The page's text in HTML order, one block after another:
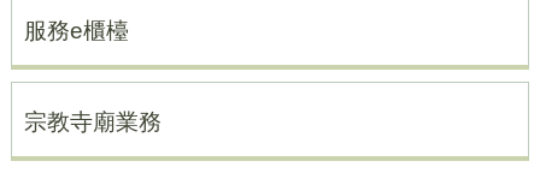
服務e櫃檯
宗教寺廟業務